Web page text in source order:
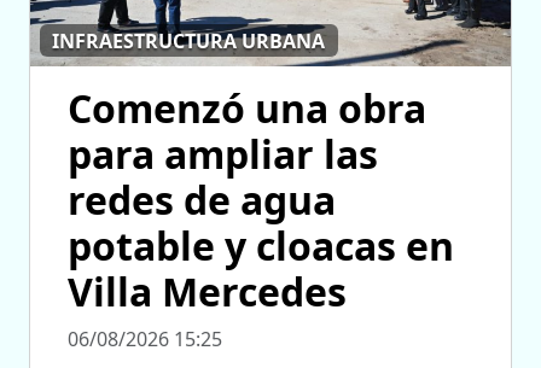
INFRAESTRUCTURA URBANA
Comenzó una obra
para ampliar las
redes de agua
potable y cloacas en
Villa Mercedes
06/08/2026 15:25